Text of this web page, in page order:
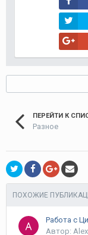
ПЕРЕЙТИ К
Разное
ПОХОЖИЕ
Работа с
Автор: